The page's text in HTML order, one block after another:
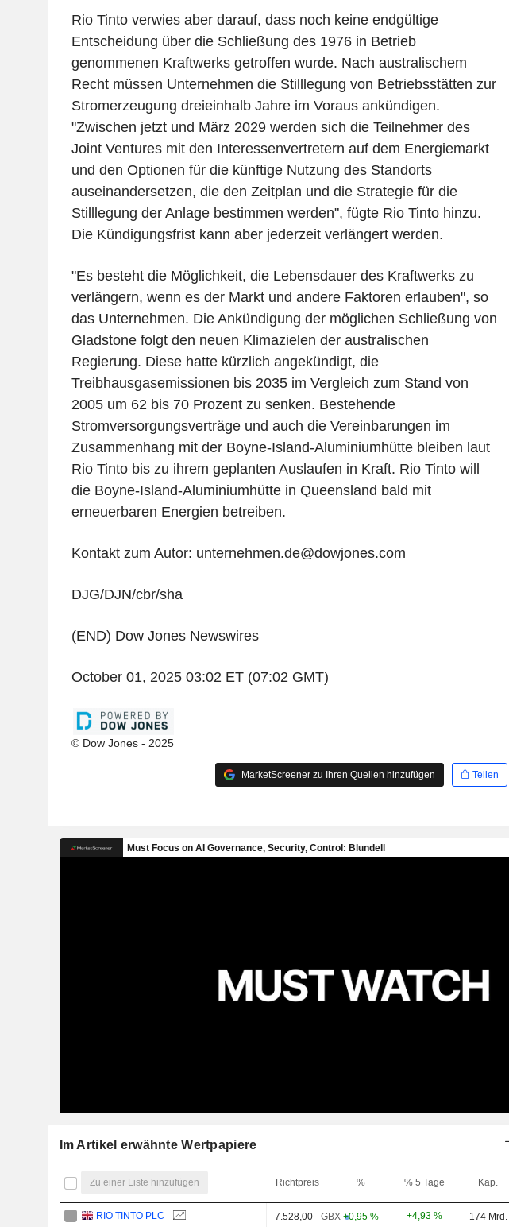
Rio Tinto verwies aber darauf, dass noch keine endgültige
Entscheidung über die Schließung des 1976 in Betrieb
genommenen Kraftwerks getroffen wurde. Nach australischem
Recht müssen Unternehmen die Stilllegung von Betriebsstätten zur
Stromerzeugung dreieinhalb Jahre im Voraus ankündigen.
"Zwischen jetzt und März 2029 werden sich die Teilnehmer des
Joint Ventures mit den Interessenvertretern auf dem Energiemarkt
und den Optionen für die künftige Nutzung des Standorts
auseinandersetzen, die den Zeitplan und die Strategie für die
Stilllegung der Anlage bestimmen werden", fügte Rio Tinto hinzu.
Die Kündigungsfrist kann aber jederzeit verlängert werden.
"Es besteht die Möglichkeit, die Lebensdauer des Kraftwerks zu
verlängern, wenn es der Markt und andere Faktoren erlauben", so
das Unternehmen. Die Ankündigung der möglichen Schließung von
Gladstone folgt den neuen Klimazielen der australischen
Regierung. Diese hatte kürzlich angekündigt, die
Treibhausgasemissionen bis 2035 im Vergleich zum Stand von
2005 um 62 bis 70 Prozent zu senken. Bestehende
Stromversorgungsverträge und auch die Vereinbarungen im
Zusammenhang mit der Boyne-Island-Aluminiumhütte bleiben laut
Rio Tinto bis zu ihrem geplanten Auslaufen in Kraft. Rio Tinto will
die Boyne-Island-Aluminiumhütte in Queensland bald mit
erneuerbaren Energien betreiben.
Kontakt zum Autor: unternehmen.de@dowjones.com
DJG/DJN/cbr/sha
(END) Dow Jones Newswires
October 01, 2025 03:02 ET (07:02 GMT)
© Dow Jones - 2025
MarketScreener zu Ihren Quellen hinzufügen Teilen
Im Artikel erwähnte Wertpapiere
Zu einer Liste hinzufügen Richtpreis % % 5 Tage Kap.
RIO TINTO PLC 7.528,00 GBX +0,95 % +4,93 % 174 Mrd.